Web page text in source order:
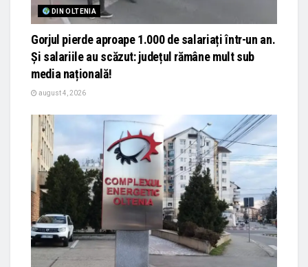
DIN OLTENIA
Gorjul pierde aproape 1.000 de salariați într-un an.
Și salariile au scăzut: județul rămâne mult sub
media națională!
august 4, 2026